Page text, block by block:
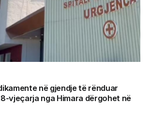
në gjendje të rënduar
vjeçarja nga Himara dërgohet në